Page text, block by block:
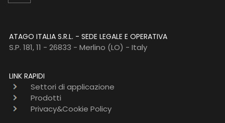
ATAGO ITALIA S.R.L. - SEDE LEGALE E OPERATIVA
S.P. 181, 11 - 26833 - Merlino (LO) - Italy
LINK RAPIDI
Settori di applicazione
Prodotti
Privacy&Cookie Policy